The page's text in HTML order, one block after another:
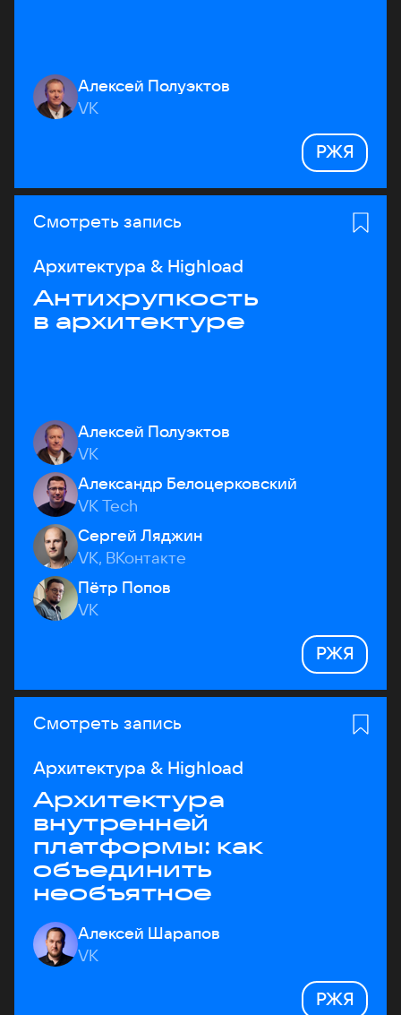
Алексей Полуэктов
VK
РЖЯ
Смотреть запись
Архитектура & Highload
Антихрупкость
в архитектуре
Алексей Полуэктов
VK
Александр Белоцерковский
VK Tech
Сергей Ляджин
VK, ВКонтакте
Пётр Попов
VK
РЖЯ
Смотреть запись
Архитектура & Highload
Архитектура
внутренней
платформы: как
объединить
необъятное
Алексей Шарапов
VK
РЖЯ